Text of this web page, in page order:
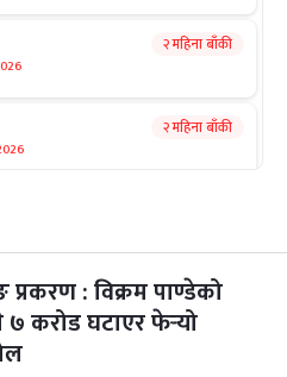
२ महिना बाँकी
२ महिना बाँकी
२ महिना बाँकी
प्रकरण : विक्रम पाण्डेको
करोड घटाएर फेर्‍यो